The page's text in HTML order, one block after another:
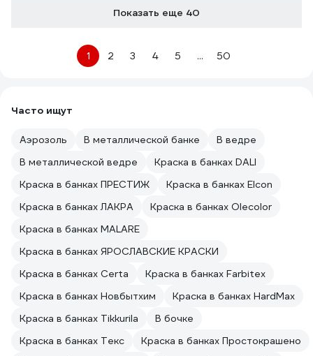
Показать еще 40
1 2 3 4 5 ... 50
Часто ищут
Аэрозоль В металлической банке
В ведре
В металлической ведре
Краска в банках DALI
Краска в банках ПРЕСТИЖ
Краска в банках Elcon
Краска в банках ЛАКРА
Краска в банках Olecolor
Краска в банках MALARE
Краска в банках ЯРОСЛАВСКИЕ КРАСКИ
Краска в банках Certa
Краска в банках Farbitex
Краска в банках Новбытхим
Краска в банках HardMax
Краска в банках Tikkurila
В бочке
Краска в банках Текс
Краска в банках Простокрашено